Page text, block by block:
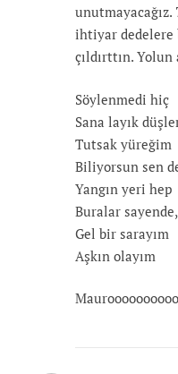
unutmayacağız.
ihtiyar dedelere
çıldırttın.
Söylenmedi hiç
Sana layık
Tutsak yüreğim
Biliyorsun sen
Yangın yeri hep
Buralar
Gel bir sarayım
Aşkın olayım